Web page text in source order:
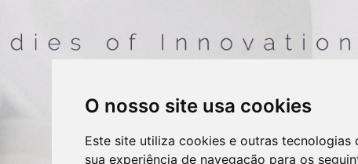
O nosso site usa cookies
Este site utiliza cookies e outras tecnologias
sua experiência de navegação para os